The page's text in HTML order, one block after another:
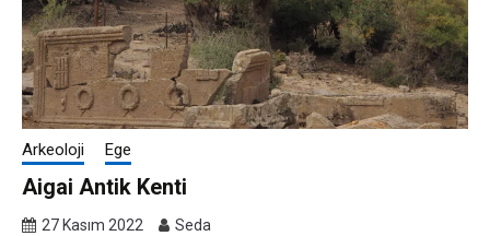
Arkeoloji Ege
Aigai Antik Kenti
27 Kasım 2022 Seda